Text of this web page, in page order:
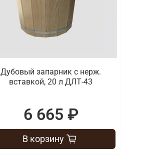
Дубовый запарник с нерж.
вставкой, 20 л ДЛТ-43
6 665 ₽
В корзину